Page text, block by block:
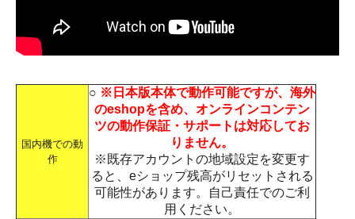
国内機での動
作
○ ※日本版本体で動作可能ですが、海外
のeshopを含め、オンラインコンテン
ツの動作保証・サポートは対応してお
りません。
※既存アカウントの地域設定を変更す
ると、eショップ残高がリセットされる
可能性があります。自己責任でのご利
用ください。